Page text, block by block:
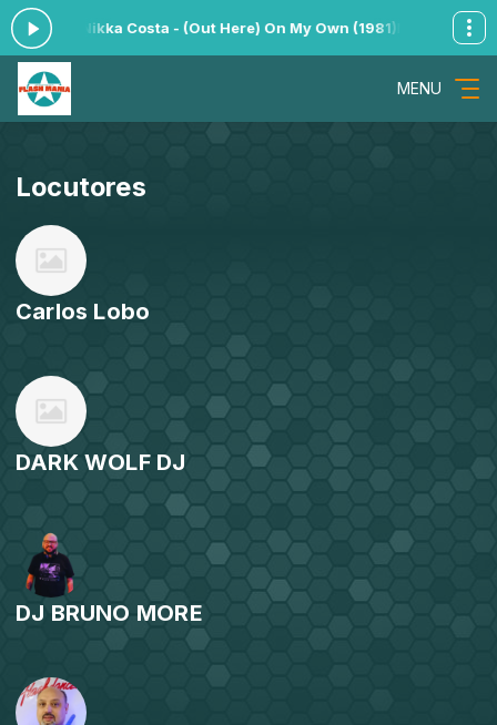
Costa - (Out Here) On My Own (1981)MELA CUECA com
MENU
Locutores
Carlos Lobo
DARK WOLF DJ
DJ BRUNO MORE